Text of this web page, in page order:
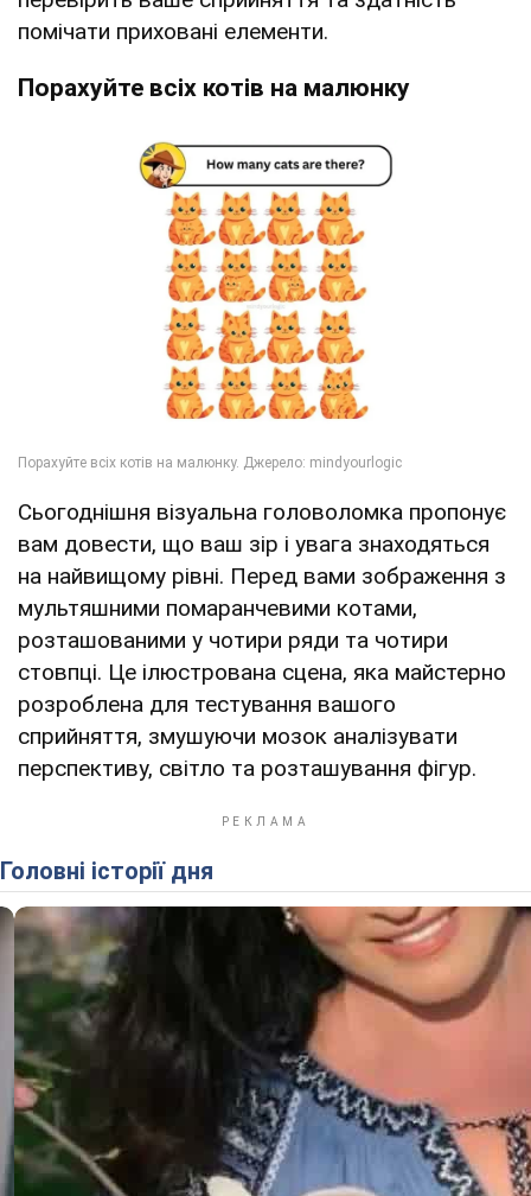
помічати приховані елементи.
Порахуйте всіх котів на малюнку
Сьогоднішня візуальна головоломка пропонує
вам довести, що ваш зір і увага знаходяться
на найвищому рівні. Перед вами зображення з
мультяшними помаранчевими котами,
розташованими у чотири ряди та чотири
стовпці. Це ілюстрована сцена, яка майстерно
розроблена для тестування вашого
сприйняття, змушуючи мозок аналізувати
перспективу, світло та розташування фігур.
Головні історії дня